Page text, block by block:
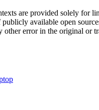
are provided solely for
available open
error in the original or